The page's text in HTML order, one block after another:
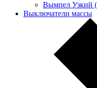
Вымпел Узкий
Выключатели массы